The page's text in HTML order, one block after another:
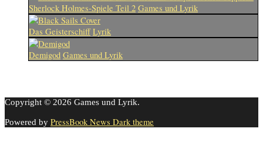
Sherlock Holmes-Spiele Teil 2 Games und Lyrik
Das Geisterschiff Lyrik
Demigod Games und Lyrik
Copyright © 2026 Games und Lyrik.
Powered by PressBook News Dark theme